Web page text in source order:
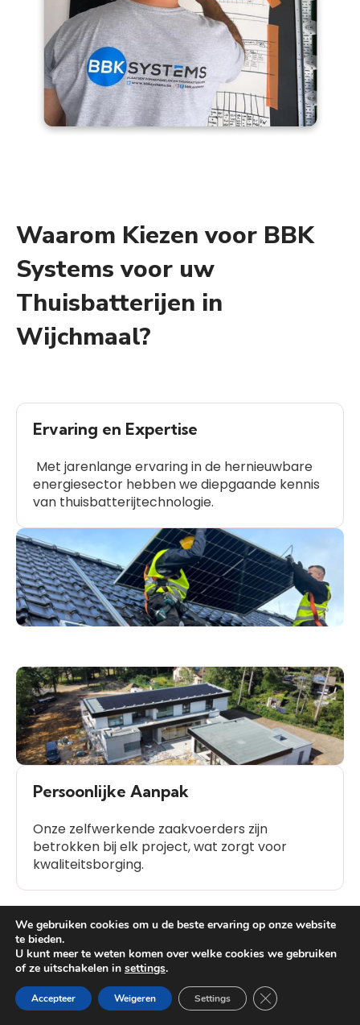
Waarom Kiezen voor BBK
Systems voor uw
Thuisbatterijen in
Wijchmaal?
Ervaring en Expertise
Met jarenlange ervaring in de hernieuwbare
energiesector hebben we diepgaande kennis
van thuisbatterijtechnologie.
Persoonlijke Aanpak
Onze zelfwerkende zaakvoerders zijn
betrokken bij elk project, wat zorgt voor
kwaliteitsborging.
Klanttevredenheid
Onze geschiedenis van positieve
klantbeoordelingen spreekt voor zich.
We gebruiken cookies om u de beste ervaring op onze website
te bieden.
U kunt meer te weten komen over welke cookies we gebruiken
of ze uitschakelen in settings.
Accepteer Weigeren Settings Close GDPR